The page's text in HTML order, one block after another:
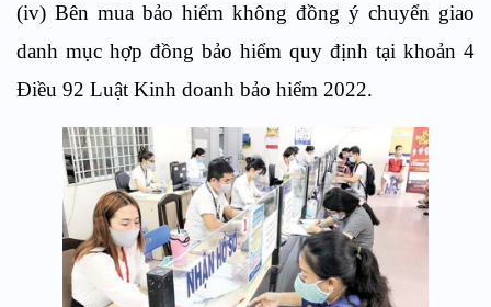
(iv) Bên mua bảo hiểm không đồng ý chuyển giao
danh mục hợp đồng bảo hiểm quy định tại khoản 4
Điều 92 Luật Kinh doanh bảo hiểm 2022.